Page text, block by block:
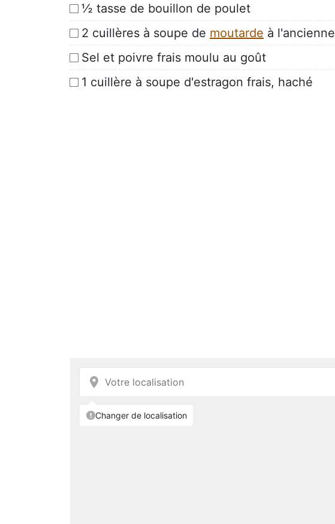
½ tasse de bouillon de poulet
2 cuillères à soupe de moutarde à l'ancienne
Sel et poivre frais moulu au goût
1 cuillère à soupe d'estragon frais, haché